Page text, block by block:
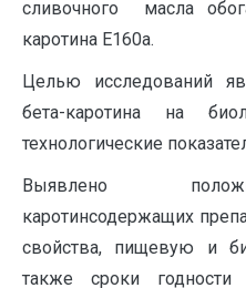
сливочного масла
каротина Е160а.
Целью исследований
бета-каротина на
технологические
Выявлено
каротинсодержащих
свойства, пищевую и
также сроки годности